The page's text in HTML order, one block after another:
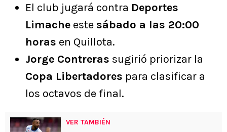
El club jugará contra Deportes
Limache este sábado a las 20:00
horas en Quillota.
Jorge Contreras sugirió priorizar la
Copa Libertadores para clasificar a
los octavos de final.
VER TAMBIÉN